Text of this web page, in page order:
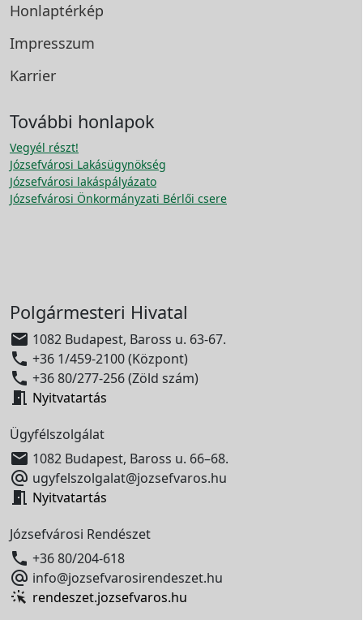
Honlaptérkép
Impresszum
Karrier
További honlapok
Vegyél részt!
Józsefvárosi Lakásügynökség
Józsefvárosi lakáspályázato
Józsefvárosi Önkormányzati Bérlői csere
Polgármesteri Hivatal
 1082 Budapest, Baross u. 63-67.
 +36 1/459-2100 (Központ)
 +36 80/277-256 (Zöld szám)
 Nyitvatartás
Ügyfélszolgálat
 1082 Budapest, Baross u. 66–68.
 ugyfelszolgalat@jozsefvaros.hu
 Nyitvatartás
Józsefvárosi Rendészet
 +36 80/204-618
 info@jozsefvarosirendeszet.hu
rendeszet.jozsefvaros.hu